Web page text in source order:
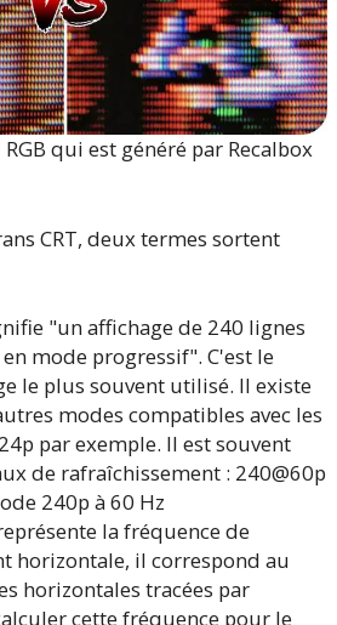
qui est généré par Recalbox
CRT, deux termes sortent
"un affichage de 240 lignes
en mode progressif". C'est le
le plus souvent utilisé. Il existe
modes compatibles avec les
par exemple. Il est souvent
de rafraîchissement : 240@60p
240p à 60 Hz
la fréquence de
horizontale, il correspond au
horizontales tracées par
cette fréquence pour le